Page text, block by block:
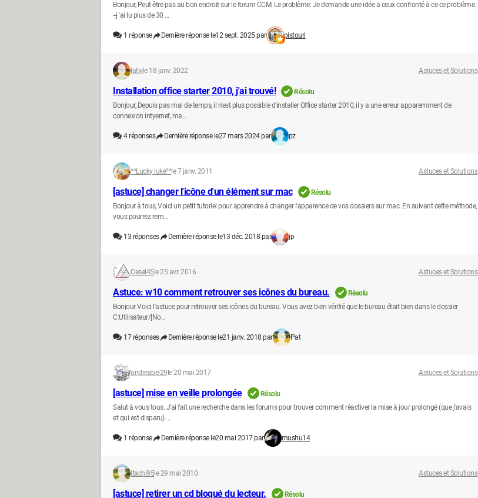
Bonjour, Peut-être pas au bon endroit sur le forum CCM. Le problème: Je demande une idée a ceux confronté à ce ce problème.
--j 'ai lu plus de 30 ...
1 réponse Dernière réponse le12 sept. 2025 par pistouri
lativle 18 janv. 2022 Astuces et Solutions
Installation office starter 2010, j'ai trouvé!
Résolu
Bonjour, Depuis pas mal de temps, il n'est plus possible d'installer Office starter 2010, il y a une erreur apparemment de
connexion intyernet, ma...
4réponses Dernière réponse le27 mars 2024 par pz
^^Lucky luke^^le 7 janv. 2011 Astuces et Solutions
[astuce] changer l'icône d'un élément sur mac
Résolu
Bonjour à tous, Voici un petit tutoriel pour apprendre à changer l'apparence de vos dossiers sur mac. En suivant cette méthode,
vous pourrez rem...
13 réponses Dernière réponse le13 déc. 2018 par jp
Cesel45 le 25 avr. 2016 Astuces et Solutions
Astuce: w10 comment retrouver ses icônes du bureau.
Résolu
Bonjour Voici l'astuce pour retrouver ses icônes du bureau. Vous avez bien vérifié que le bureau était bien dans le dossier
C:Utilisateur/[No...
17réponses Dernière réponse le21 janv. 2018 par Pat
andreabel29 le 20 mai 2017 Astuces et Solutions
[astuce] mise en veille prolongée
Résolu
Salut à vous tous. J'ai fait une recherche dans les forums pour trouver comment réactiver la mise à jour prolongé (que j'avais
et qui est disparu) ...
1 réponse Dernière réponse le20 mai 2017 par mushu14
itachi95 le 29 mai 2010 Astuces et Solutions
[astuce] retirer un cd bloqué du lecteur.
Résolu